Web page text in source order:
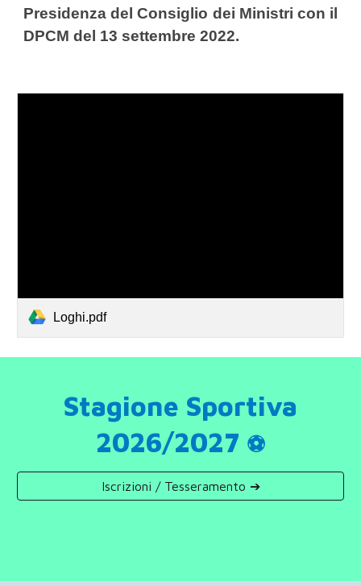
Presidenza del Consiglio dei Ministri con il
DPCM del 13 settembre 2022.
Loghi.pdf
Stagione Sportiva
2026/2027 ⚽️
Iscrizioni / Tesseramento ➔